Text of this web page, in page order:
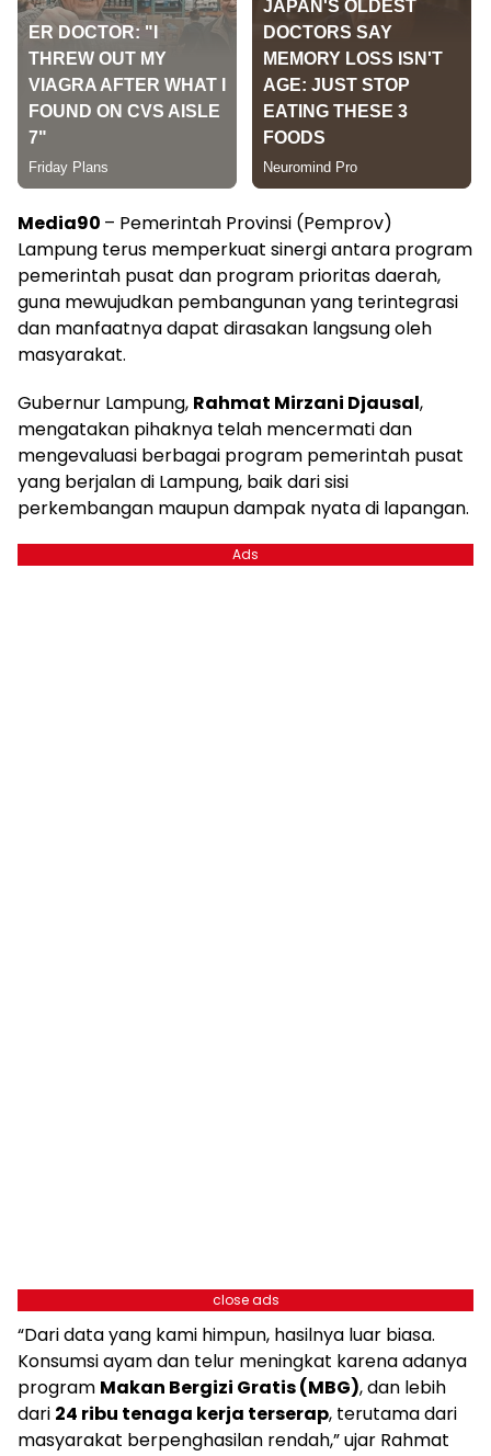
Media90 – Pemerintah Provinsi (Pemprov)
Lampung terus memperkuat sinergi antara program
pemerintah pusat dan program prioritas daerah,
guna mewujudkan pembangunan yang terintegrasi
dan manfaatnya dapat dirasakan langsung oleh
masyarakat.
Gubernur Lampung, Rahmat Mirzani Djausal,
mengatakan pihaknya telah mencermati dan
mengevaluasi berbagai program pemerintah pusat
yang berjalan di Lampung, baik dari sisi
perkembangan maupun dampak nyata di lapangan.
Ads
close ads
“Dari data yang kami himpun, hasilnya luar biasa.
Konsumsi ayam dan telur meningkat karena adanya
program Makan Bergizi Gratis (MBG), dan lebih
dari 24 ribu tenaga kerja terserap, terutama dari
masyarakat berpenghasilan rendah,” ujar Rahmat